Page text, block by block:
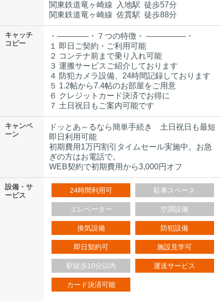
関東鉄道竜ヶ崎線 入地駅 徒歩57分
関東鉄道竜ヶ崎線 佐貫駅 徒歩88分
キャッチ
コピー
・――――・７つの特徴・ ―――――・
１ 即日ご契約・ご利用可能
２ コンテナ前まで乗り入れ可能
３ 運搬サービスご紹介しております
４ 防犯カメラ設備、24時間記録しております
５ 1.2帖から7.4帖のお部屋をご用意
６ クレジットカード決済でお得に
７ 土日祝日もご案内可能です
キャンペ
ーン
ドッとあ～るなら簡単手続き 土日祝日も最短
即日利用可能
初期費用1万円割引タイムセール実施中。お急
ぎの方はお電話で。
WEB契約で初期費用から3,000円オフ
設備・サ
ービス
24時間利用可 駐車スペース
エレベーター 空調設備
換気設備 防犯設備
即日契約可 施設見学可
駅徒歩10分以内 運送サービス
カード決済可能